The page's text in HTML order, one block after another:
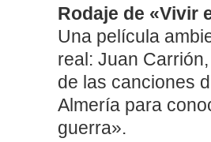
Rodaje de «Vivir
Una película
real: Juan
de las canciones
Almería para
guerra».